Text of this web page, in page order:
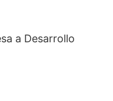
a Desarrollo